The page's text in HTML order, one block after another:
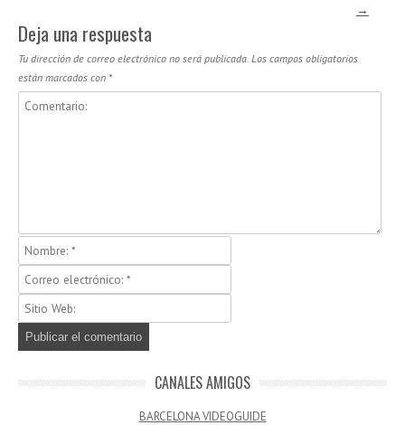
→
Deja una respuesta
Tu dirección de correo electrónico no será publicada. Los campos obligatorios
están marcados con *
CANALES AMIGOS
BARCELONA VIDEOGUIDE